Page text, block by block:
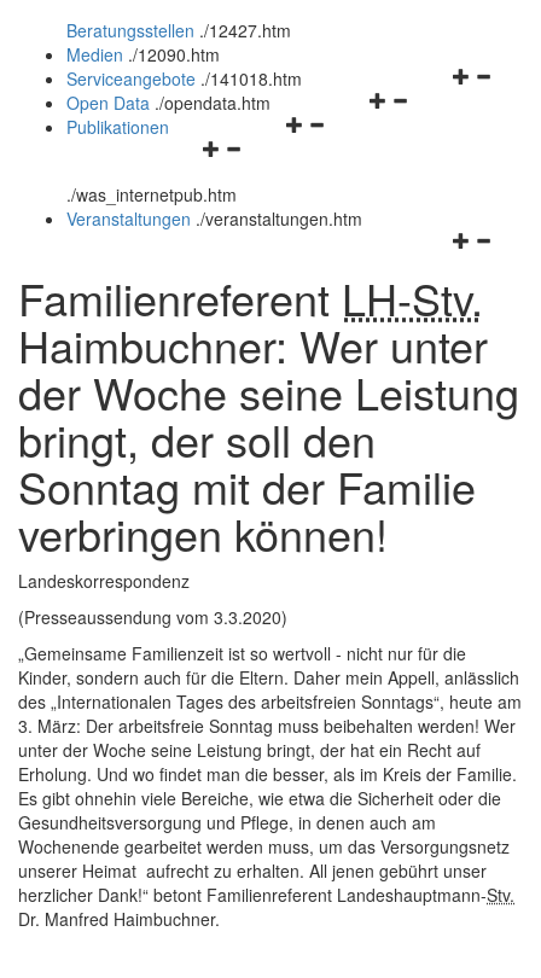
und
schließen
Beratungsstellen ./12427.htm
Medien ./12090.htm
Navigationsmenü
Serviceangebote ./141018.htm
Navigationsmenü
Open Data ./opendata.htm
Navigationsmenü
und
schließen
Publikationen
./was_internetpub.htm
und
schließen
Veranstaltungen ./veranstaltungen.htm
Familienreferent LH-Stv.
Haimbuchner: Wer unter
der Woche seine Leistung
bringt, der soll den
Sonntag mit der Familie
verbringen können!
Landeskorrespondenz
(Presseaussendung vom 3.3.2020)
„Gemeinsame Familienzeit ist so wertvoll - nicht nur für die
Kinder, sondern auch für die Eltern. Daher mein Appell, anlässlich
des „Internationalen Tages des arbeitsfreien Sonntags“, heute am
3. März: Der arbeitsfreie Sonntag muss beibehalten werden! Wer
unter der Woche seine Leistung bringt, der hat ein Recht auf
Erholung. Und wo findet man die besser, als im Kreis der Familie.
Es gibt ohnehin viele Bereiche, wie etwa die Sicherheit oder die
Gesundheitsversorgung und Pflege, in denen auch am
Wochenende gearbeitet werden muss, um das Versorgungsnetz
unserer Heimat aufrecht zu erhalten. All jenen gebührt unser
herzlicher Dank!“ betont Familienreferent Landeshauptmann-Stv.
Dr. Manfred Haimbuchner.